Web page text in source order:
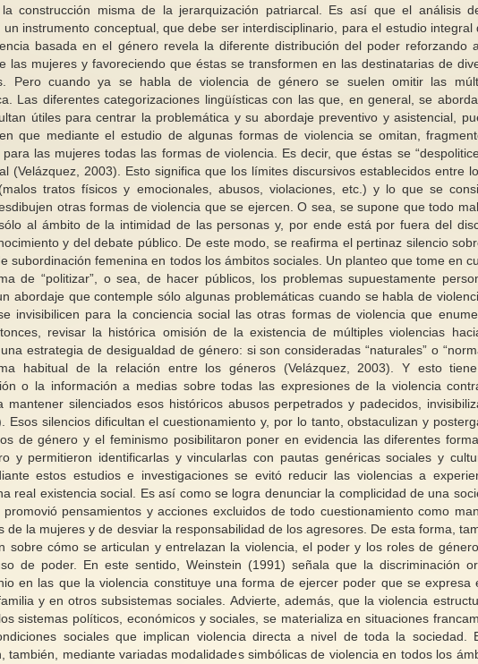
construcción misma de la jerarquización patriarcal. Es así que el análisis
instrumento conceptual, que debe ser interdisciplinario, para el estudio integral
basada en el género revela la diferente distribución del poder reforzando
las mujeres y favoreciendo que éstas se transformen en las destinatarias de
Pero cuando ya se habla de violencia de género se suelen omitir las
Las diferentes categorizaciones lingüísticas con las que, en general, se
útiles para centrar la problemática y su abordaje preventivo y asistencial,
que mediante el estudio de algunas formas de violencia se omitan,
las mujeres todas las formas de violencia. Es decir, que éstas se
(Velázquez, 2003). Esto significa que los límites discursivos establecidos entre
tratos físicos y emocionales, abusos, violaciones, etc.) y lo que se
otras formas de violencia que se ejercen. O sea, se supone que todo
al ámbito de la intimidad de las personas y, por ende está por fuera del
y del debate público. De este modo, se reafirma el pertinaz silencio
subordinación femenina en todos los ámbitos sociales. Un planteo que tome en
de “politizar”, o sea, de hacer públicos, los problemas supuestamente
abordaje que contemple sólo algunas problemáticas cuando se habla de
invisibilicen para la conciencia social las otras formas de violencia que
revisar la histórica omisión de la existencia de múltiples violencias
estrategia de desigualdad de género: si son consideradas “naturales” o
habitual de la relación entre los géneros (Velázquez, 2003). Y esto
o la información a medias sobre todas las expresiones de la violencia
silenciados esos históricos abusos perpetrados y padecidos,
silencios dificultan el cuestionamiento y, por lo tanto, obstaculizan y
de género y el feminismo posibilitaron poner en evidencia las diferentes
y permitieron identificarlas y vincularlas con pautas genéricas sociales y
estos estudios e investigaciones se evitó reducir las violencias a
real existencia social. Es así como se logra denunciar la complicidad de una
pensamientos y acciones excluidos de todo cuestionamiento como
de la mujeres y de desviar la responsabilidad de los agresores. De esta forma,
sobre cómo se articulan y entrelazan la violencia, el poder y los roles de
de poder. En este sentido, Weinstein (1991) señala que la discriminación
en las que la violencia constituye una forma de ejercer poder que se expresa
y en otros subsistemas sociales. Advierte, además, que la violencia
sistemas políticos, económicos y sociales, se materializa en situaciones
sociales que implican violencia directa a nivel de toda la sociedad.
también, mediante variadas modalidades simbólicas de violencia en todos los